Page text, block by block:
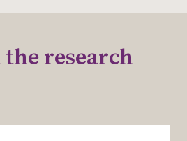
research